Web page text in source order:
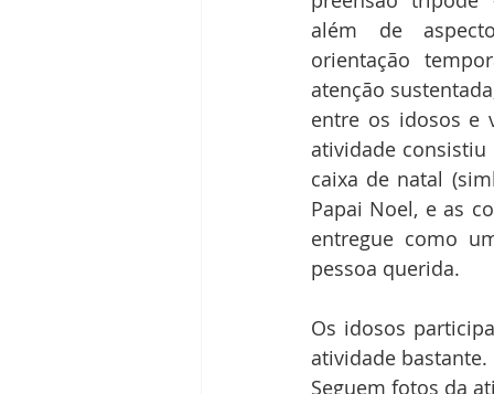
além de
orientação
atenção
entre os idosos e
atividade
caixa de natal
Papai Noel, e as
entregue como
pessoa querida.
Os idosos
atividade bastante.
Seguem fotos da